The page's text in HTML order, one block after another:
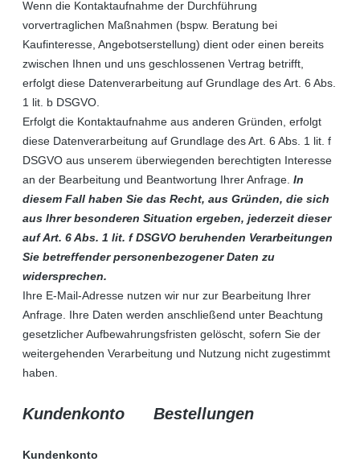
Wenn die Kontaktaufnahme der Durchführung
vorvertraglichen Maßnahmen (bspw. Beratung bei
Kaufinteresse, Angebotserstellung) dient oder einen bereits
zwischen Ihnen und uns geschlossenen Vertrag betrifft,
erfolgt diese Datenverarbeitung auf Grundlage des Art. 6 Abs.
1 lit. b DSGVO.
Erfolgt die Kontaktaufnahme aus anderen Gründen, erfolgt
diese Datenverarbeitung auf Grundlage des Art. 6 Abs. 1 lit. f
DSGVO aus unserem überwiegenden berechtigten Interesse
an der Bearbeitung und Beantwortung Ihrer Anfrage. In
diesem Fall haben Sie das Recht, aus Gründen, die sich
aus Ihrer besonderen Situation ergeben, jederzeit dieser
auf Art. 6 Abs. 1 lit. f DSGVO beruhenden Verarbeitungen
Sie betreffender personenbezogener Daten zu
widersprechen.
Ihre E-Mail-Adresse nutzen wir nur zur Bearbeitung Ihrer
Anfrage. Ihre Daten werden anschließend unter Beachtung
gesetzlicher Aufbewahrungsfristen gelöscht, sofern Sie der
weitergehenden Verarbeitung und Nutzung nicht zugestimmt
haben.
Kundenkonto Bestellungen
Kundenkonto